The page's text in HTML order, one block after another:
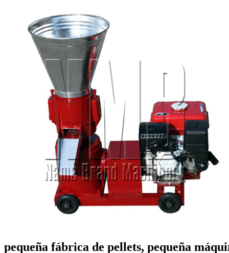
pequeña fábrica de pellets, pequeña